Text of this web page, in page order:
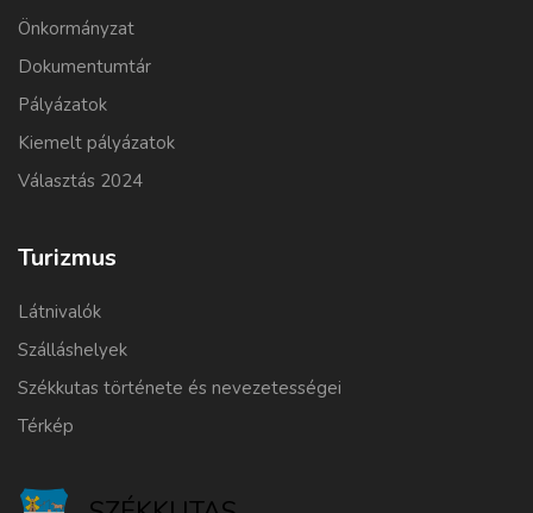
Önkormányzat
Dokumentumtár
Pályázatok
Kiemelt pályázatok
Választás 2024
Turizmus
Látnivalók
Szálláshelyek
Székkutas története és nevezetességei
Térkép